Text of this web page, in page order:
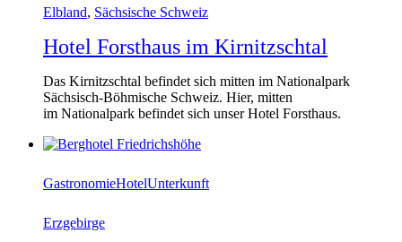
Elbland, Sächsische Schweiz
Hotel Forsthaus im Kirnitzschtal
Das Kirnitzschtal befindet sich mitten im Nationalpark
Sächsisch-Böhmische Schweiz. Hier, mitten
im Nationalpark befindet sich unser Hotel Forsthaus.
GastronomieHotelUnterkunft
Erzgebirge